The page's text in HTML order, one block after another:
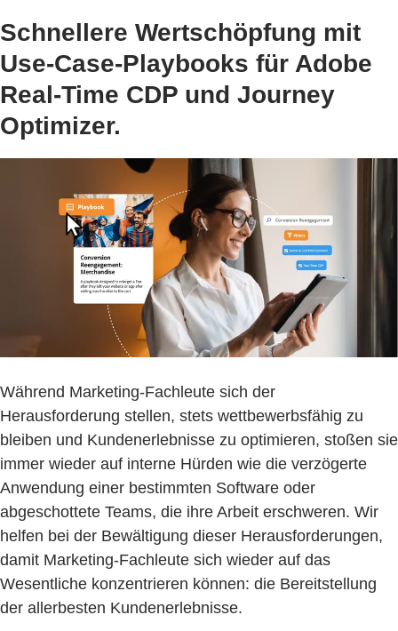
Schnellere Wertschöpfung mit
Use-Case-Playbooks für Adobe
Real-Time CDP und Journey
Optimizer.
Während Marketing-Fachleute sich der
Herausforderung stellen, stets wettbewerbsfähig zu
bleiben und Kundenerlebnisse zu optimieren, stoßen sie
immer wieder auf interne Hürden wie die verzögerte
Anwendung einer bestimmten Software oder
abgeschottete Teams, die ihre Arbeit erschweren. Wir
helfen bei der Bewältigung dieser Herausforderungen,
damit Marketing-Fachleute sich wieder auf das
Wesentliche konzentrieren können: die Bereitstellung
der allerbesten Kundenerlebnisse.